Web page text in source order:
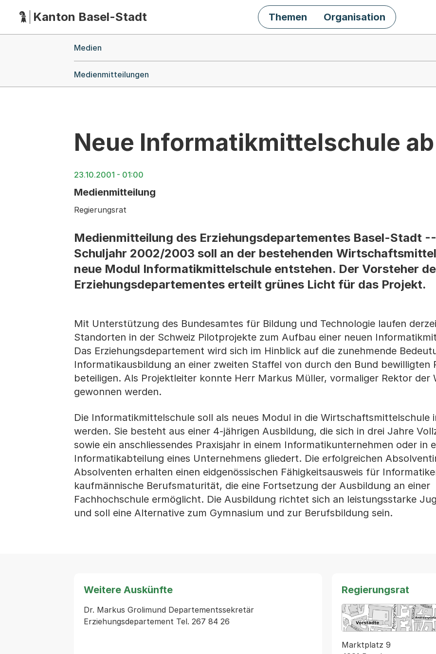
HauptnavigationKanton Basel-Stadt Themen Organisation
Medien
Medienmitteilungen
Neue Informatikmittelschule
23.10.2001 - 01:00
Medienmitteilung
Regierungsrat
Medienmitteilung des Erziehungsdepartementes Basel-Stadt
Schuljahr 2002/2003 soll an der bestehenden
neue Modul Informatikmittelschule entstehen. Der Vorsteher
Erziehungsdepartementes erteilt grünes Licht für das Projekt.
Mit Unterstützung des Bundesamtes für Bildung und Technologie laufen
Standorten in der Schweiz Pilotprojekte zum Aufbau einer neuen
Das Erziehungsdepartement wird sich im Hinblick auf die zunehmende
Informatikausbildung an einer zweiten Staffel von durch den Bund bewilligten
beteiligen. Als Projektleiter konnte Herr Markus Müller, vormaliger Rektor der
gewonnen werden.
Die Informatikmittelschule soll als neues Modul in die Wirtschaftsmittelschule
werden. Sie besteht aus einer 4-jährigen Ausbildung, die sich in drei Jahre
sowie ein anschliessendes Praxisjahr in einem Informatikunternehmen oder in
Informatikabteilung eines Unternehmens gliedert. Die erfolgreichen
Absolventen erhalten einen eidgenössischen Fähigkeitsausweis für
kaufmännische Berufsmaturität, die eine Fortsetzung der Ausbildung an einer
Fachhochschule ermöglicht. Die Ausbildung richtet sich an leistungsstarke
und soll eine Alternative zum Gymnasium und zur Berufsbildung sein.
Weitere Auskünfte
Dr. Markus Grolimund Departementssekretär
Regierungsrat
Marktplatz 9